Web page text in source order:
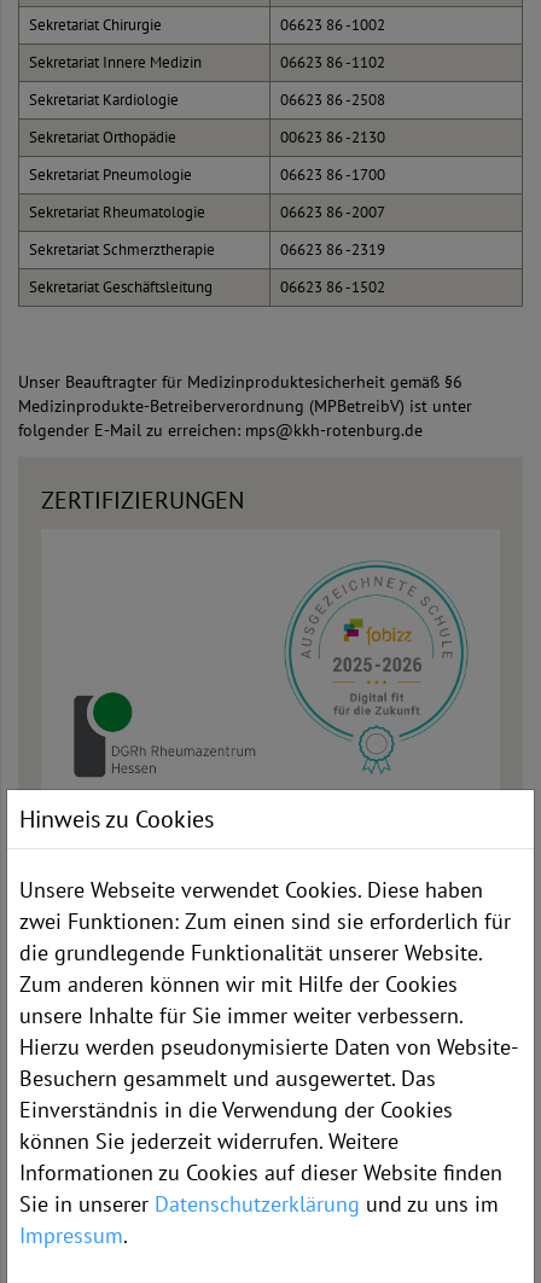
Sekretariat Chirurgie
06623 86 -1002
Sekretariat Innere Medizin
06623 86 -1102
Sekretariat Kardiologie
06623 86 -2508
Sekretariat Orthopädie
00623 86 -2130
Sekretariat Pneumologie
06623 86 -1700
Sekretariat Rheumatologie
06623 86 -2007
Sekretariat Schmerztherapie
06623 86 -2319
Sekretariat Geschäftsleitung
06623 86 -1502
Unser Beauftragter für Medizinproduktesicherheit gemäß §6
Medizinprodukte-Betreiberverordnung (MPBetreibV) ist unter
folgender E-Mail zu erreichen: mps@kkh-rotenburg.de
ZERTIFIZIERUNGEN
KONTAKT
Hinweis zu Cookies
Unsere Webseite verwendet Cookies. Diese haben
zwei Funktionen: Zum einen sind sie erforderlich für
die grundlegende Funktionalität unserer Website.
Zum anderen können wir mit Hilfe der Cookies
unsere Inhalte für Sie immer weiter verbessern.
Hierzu werden pseudonymisierte Daten von Website-
Besuchern gesammelt und ausgewertet. Das
Einverständnis in die Verwendung der Cookies
können Sie jederzeit widerrufen. Weitere
Informationen zu Cookies auf dieser Website finden
Sie in unserer Datenschutzerklärung und zu uns im
Impressum.